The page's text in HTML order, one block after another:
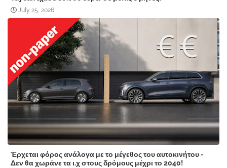
July 25, 2026
Έρχεται φόρος ανάλογα με το μέγεθος του αυτοκινήτου -
Δεν θα χωράνε τα ι.χ στους δρόμους μέχρι το 2040!